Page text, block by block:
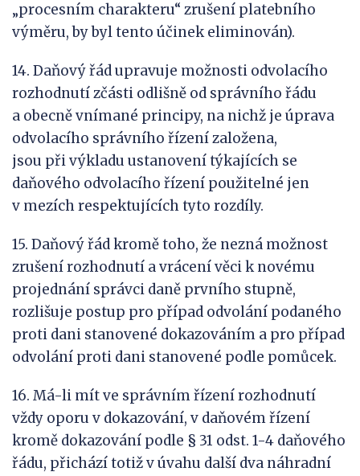
„procesním charakteru“ zrušení platebního
výměru, by byl tento účinek eliminován).
14. Daňový řád upravuje možnosti odvolacího
rozhodnutí zčásti odlišně od správního řádu
a obecně vnímané principy, na nichž je úprava
odvolacího správního řízení založena,
jsou při výkladu ustanovení týkajících se
daňového odvolacího řízení použitelné jen
v mezích respektujících tyto rozdíly.
15. Daňový řád kromě toho, že nezná možnost
zrušení rozhodnutí a vrácení věci k novému
projednání správci daně prvního stupně,
rozlišuje postup pro případ odvolání podaného
proti dani stanovené dokazováním a pro případ
odvolání proti dani stanovené podle pomůcek.
16. Má-li mít ve správním řízení rozhodnutí
vždy oporu v dokazování, v daňovém řízení
kromě dokazování podle § 31 odst. 1-4 daňového
řádu, přichází totiž v úvahu další dva náhradní